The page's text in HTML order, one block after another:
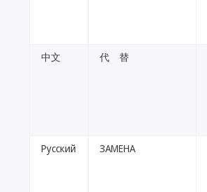
中文 代 替
Русский ЗАМЕНА